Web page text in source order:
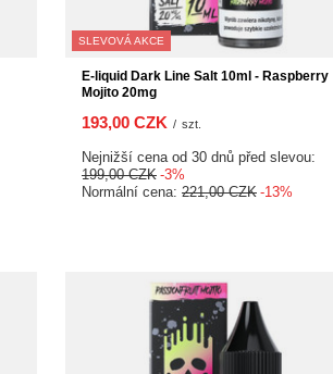
SLEVOVÁ AKCE
E-liquid Dark Line Salt 10ml - Raspberry
Mojito 20mg
193,00 CZK / szt.
Nejnižší cena od 30 dnů před slevou:
199,00 CZK -3%
Normální cena: 221,00 CZK -13%